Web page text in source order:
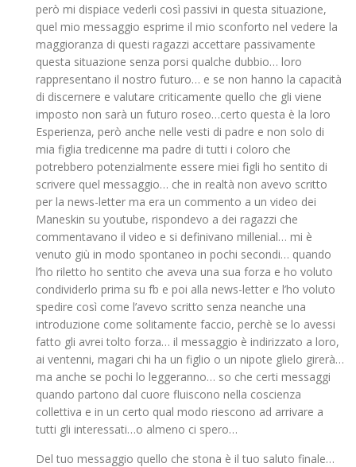
però mi dispiace vederli così passivi in questa situazione,
quel mio messaggio esprime il mio sconforto nel vedere la
maggioranza di questi ragazzi accettare passivamente
questa situazione senza porsi qualche dubbio… loro
rappresentano il nostro futuro… e se non hanno la capacità
di discernere e valutare criticamente quello che gli viene
imposto non sarà un futuro roseo…certo questa è la loro
Esperienza, però anche nelle vesti di padre e non solo di
mia figlia tredicenne ma padre di tutti i coloro che
potrebbero potenzialmente essere miei figli ho sentito di
scrivere quel messaggio… che in realtà non avevo scritto
per la news-letter ma era un commento a un video dei
Maneskin su youtube, rispondevo a dei ragazzi che
commentavano il video e si definivano millenial… mi è
venuto giù in modo spontaneo in pochi secondi… quando
l’ho riletto ho sentito che aveva una sua forza e ho voluto
condividerlo prima su fb e poi alla news-letter e l’ho voluto
spedire così come l’avevo scritto senza neanche una
introduzione come solitamente faccio, perchè se lo avessi
fatto gli avrei tolto forza… il messaggio è indirizzato a loro,
ai ventenni, magari chi ha un figlio o un nipote glielo girerà…
ma anche se pochi lo leggeranno… so che certi messaggi
quando partono dal cuore fluiscono nella coscienza
collettiva e in un certo qual modo riescono ad arrivare a
tutti gli interessati…o almeno ci spero…
Del tuo messaggio quello che stona è il tuo saluto finale…